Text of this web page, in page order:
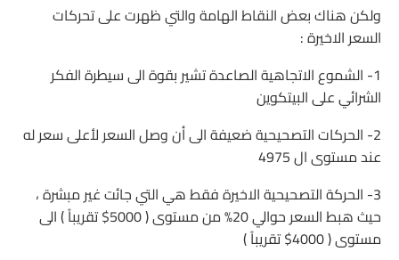
ولكن هناك بعض النقاط الهامة والتي ظهرت على تحركات
السعر الاخيرة :
1- الشموع الاتجاهية الصاعدة تشير بقوة الى سيطرة الفكر
الشرائي على البيتكوين
2- الحركات التصحيحية ضعيفة الى أن وصل السعر لأعلى سعر له
عند مستوى ال 4975
3- الحركة التصحيحية الاخيرة فقط هي التي جائت غير مبشرة ،
حيث هبط السعر حوالي 20% من مستوى ( 5000$ تقريباً ) الى
مستوى ( 4000$ تقريباً )